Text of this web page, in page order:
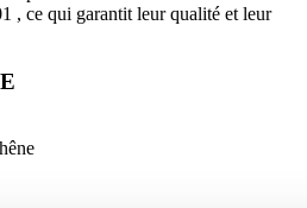
, ce qui garantit leur qualité et leur